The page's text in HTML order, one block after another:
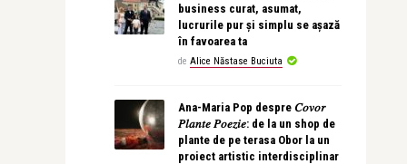
business curat, asumat,
lucrurile pur și simplu se așază
în favoarea ta
de Alice Năstase Buciuta
Ana-Maria Pop despre 𝐶𝑜𝑣𝑜𝑟
𝑃𝑙𝑎𝑛𝑡𝑒 𝑃𝑜𝑒𝑧𝑖𝑒: de la un shop de
plante de pe terasa Obor la un
proiect artistic interdisciplinar